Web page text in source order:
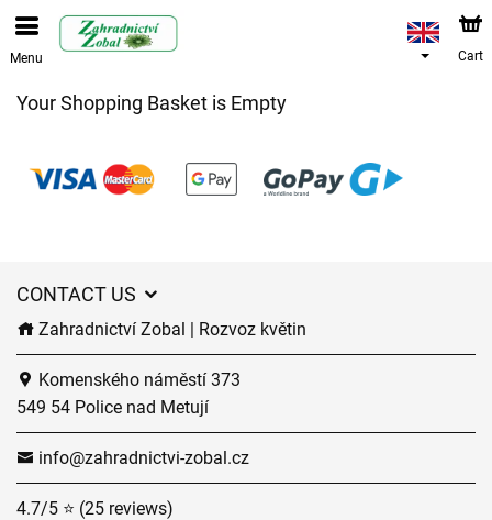
Menu Cart
Your Shopping Basket is Empty
CONTACT US
Zahradnictví Zobal | Rozvoz květin
Komenského náměstí 373
549 54 Police nad Metují
info@zahradnictvi-zobal.cz
4.7/5 ⭐ (25 reviews)